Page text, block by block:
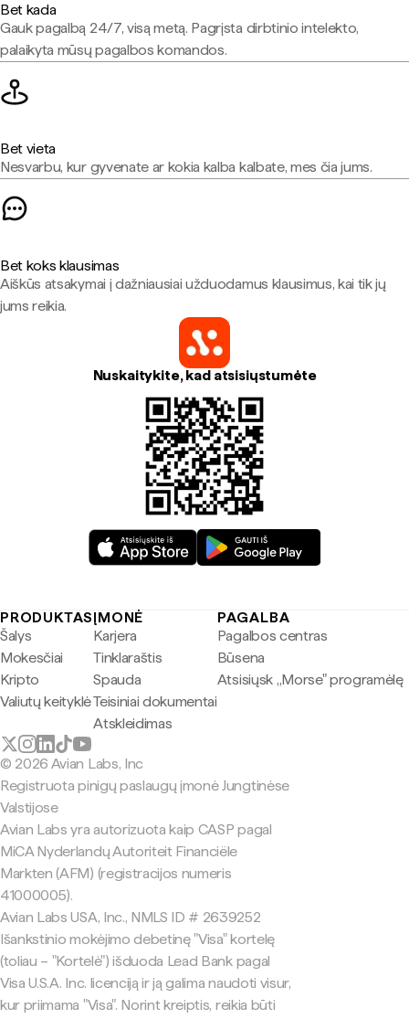
Bet kada
Gauk pagalbą 24/7, visą metą. Pagrįsta dirbtinio intelekto,
palaikyta mūsų pagalbos komandos.
Bet vieta
Nesvarbu, kur gyvenate ar kokia kalba kalbate, mes čia jums.
Bet koks klausimas
Aiškūs atsakymai į dažniausiai užduodamus klausimus, kai tik jų
jums reikia.
Nuskaitykite, kad atsisiųstumėte
PRODUKTAS
Šalys
Mokesčiai
Kripto
Valiutų keityklė
ĮMONĖ
Karjera
Tinklaraštis
Spauda
Teisiniai dokumentai
Atskleidimas
PAGALBA
Pagalbos centras
Būsena
Atsisiųsk „Morse" programėlę
© 2026 Avian Labs, Inc
Registruota pinigų paslaugų įmonė Jungtinėse
Valstijose
Avian Labs yra autorizuota kaip CASP pagal
MiCA Nyderlandų Autoriteit Financiële
Markten (AFM) (registracijos numeris
41000005).
Avian Labs USA, Inc., NMLS ID # 2639252
Išankstinio mokėjimo debetinę "Visa" kortelę
(toliau – "Kortelė") išduoda Lead Bank pagal
Visa U.S.A. Inc. licenciją ir ją galima naudoti visur,
kur priimama "Visa". Norint kreiptis, reikia būti